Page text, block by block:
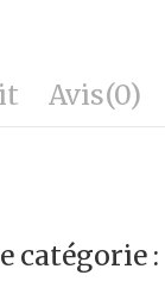
Avis(0)
catégorie :